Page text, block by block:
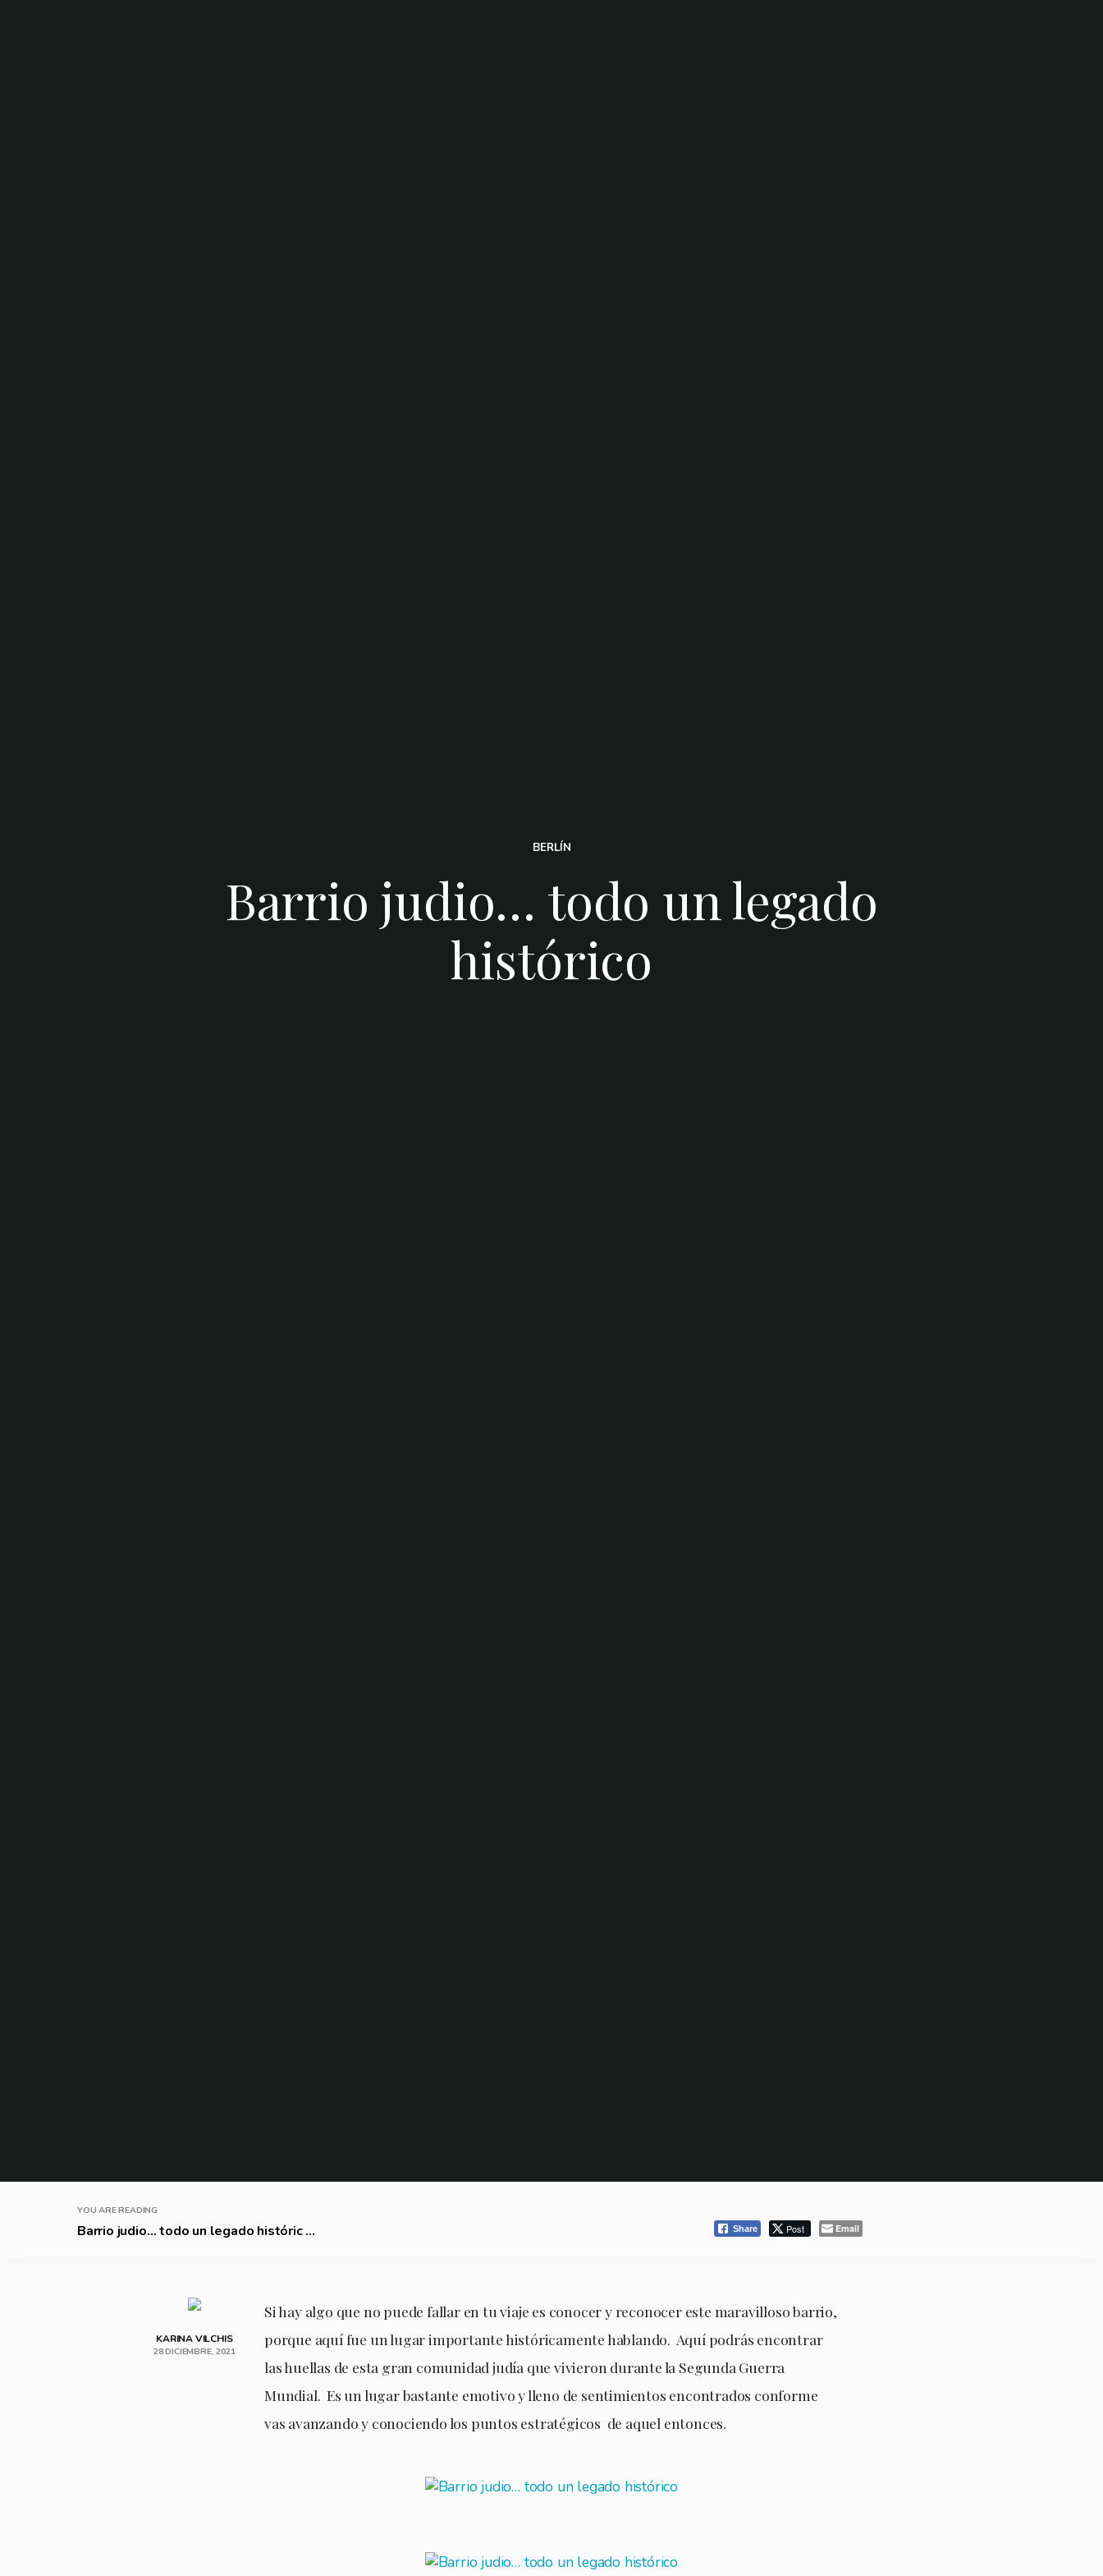
BERLÍN
Barrio judio… todo un legado
histórico
YOU ARE READING
Barrio judio… todo un legado históric ... Share Post Email
KARINA VILCHIS
28 DICIEMBRE, 2021
Si hay algo que no puede fallar en tu viaje es conocer y reconocer este maravilloso barrio,
porque aquí fue un lugar importante históricamente hablando. Aquí podrás encontrar
las huellas de esta gran comunidad judía que vivieron durante la Segunda Guerra
Mundial. Es un lugar bastante emotivo y lleno de sentimientos encontrados conforme
vas avanzando y conociendo los puntos estratégicos de aquel entonces.